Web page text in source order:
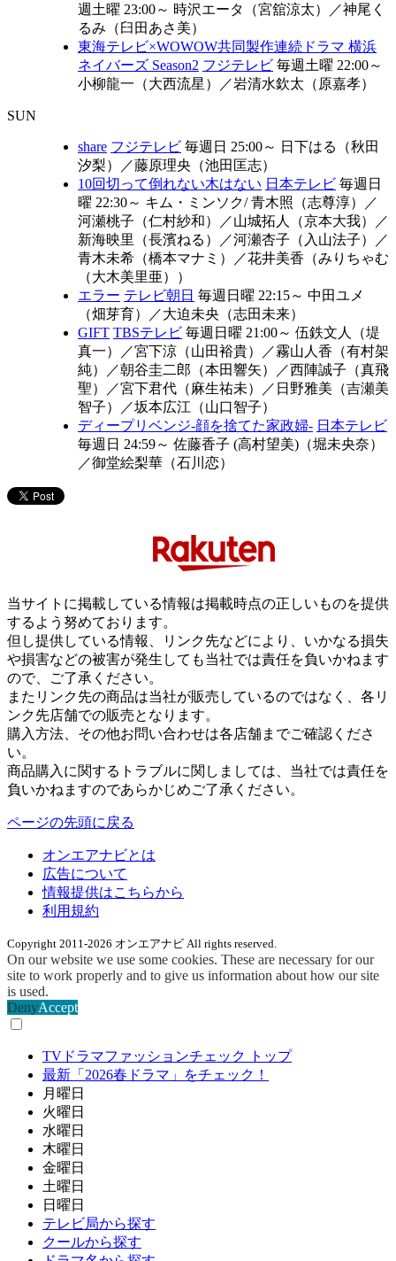
週土曜 23:00～ 時沢エータ（宮舘涼太） ／神尾く
るみ（臼田あさ美）
東海テレビ×WOWOW共同製作連続ドラマ 横浜
ネイバーズ Season2 フジテレビ 毎週土曜 22:00～
小柳龍一（大西流星）
／岩清水欽太（原嘉孝）
SUN
share フジテレビ 毎週日 25:00～ 日下はる（秋田
汐梨）
／藤原理央（池田匡志）
10回切って倒れない木はない 日本テレビ 毎週日
曜 22:30～ キム・ミンソク/ 青木照（志尊淳）
／
河瀬桃子（仁村紗和）
／山城拓人（京本大我）
／
新海映里（長濱ねる）
／河瀬杏子（入山法子）
／
青木未希（橋本マナミ）
／花井美香（みりちゃむ
（大木美里亜））
エラー テレビ朝日 毎週日曜 22:15～ 中田ユメ
（畑芽育）
／大迫未央（志田未来）
GIFT TBSテレビ 毎週日曜 21:00～ 伍鉄文人（堤
真一）
／宮下涼（山田裕貴） ／霧山人香（有村架
純）
／朝谷圭二郎（本田響矢） ／西陣誠子（真飛
聖）
／宮下君代（麻生祐未） ／ 日野雅美（吉瀬美
智子）
／坂本広江（山口智子）
ディープリベンジ-顔を捨てた家政婦- 日本テレビ
毎週日 24:59～ 佐藤香子 (高村望美)（堀未央奈）
／御堂絵梨華（石川恋）
当サイトに掲載している情報は掲載時点の正しいものを提供
するよう努めております。
但し提供している情報、リンク先などにより、いかなる損失
や損害などの被害が発生しても当社では責任を負いかねます
ので、ご了承ください。
またリンク先の商品は当社が販売しているのではなく、各リ
ンク先店舗での販売となります。
購入方法、その他お問い合わせは各店舗までご確認くださ
い。
商品購入に関するトラブルに関しましては、当社では責任を
負いかねますのであらかじめご了承ください。
ページの先頭に戻る
オンエアナビとは
広告について
情報提供はこちらから
利用規約
Copyright 2011-2026 オンエアナビ All rights reserved.
On our website we use some cookies. These are necessary for our
site to work properly and to give us information about how our site
is used.
DenyAccept
TVドラマファッションチェック トップ
最新「2026春ドラマ」をチェック！
月曜日
火曜日
水曜日
木曜日
金曜日
土曜日
日曜日
テレビ局から探す
クールから探す